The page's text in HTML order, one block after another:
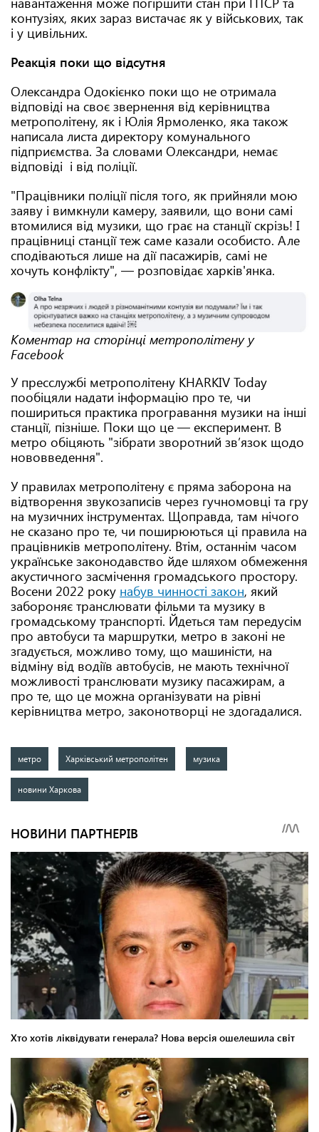
контузіях, яких зараз вистачає як у військових, так
і у цивільних.
Реакція поки що відсутня
Олександра Одокієнко поки що не отримала
відповіді на своє звернення від керівництва
метрополітену, як і Юлія Ярмоленко, яка також
написала листа директору комунального
підприємства. За словами Олександри, немає
відповіді і від поліції.
"Працівники поліції після того, як прийняли мою
заяву і вимкнули камеру, заявили, що вони самі
втомилися від музики, що грає на станції скрізь! І
працівниці станції теж саме казали особисто. Але
сподіваються лише на дії пасажирів, самі не
хочуть конфлікту", — розповідає харків'янка.
Коментар на сторінці метрополітену у
Facebook
У пресслужбі метрополітену KHARKIV Today
пообіцяли надати інформацію про те, чи
пошириться практика програвання музики на інші
станції, пізніше. Поки що це — експеримент. В
метро обіцяють "зібрати зворотний зв’язок щодо
нововведення".
У правилах метрополітену є пряма заборона на
відтворення звукозаписів через гучномовці та гру
на музичних інструментах. Щоправда, там нічого
не сказано про те, чи поширюються ці правила на
працівників метрополітену. Втім, останнім часом
українське законодавство йде шляхом обмеження
акустичного засмічення громадського простору.
Восени 2022 року набув чинності закон, який
забороняє транслювати фільми та музику в
громадському транспорті. Йдеться там передусім
про автобуси та маршрутки, метро в законі не
згадується, можливо тому, що машиністи, на
відміну від водіїв автобусів, не мають технічної
можливості транслювати музику пасажирам, а
про те, що це можна організувати на рівні
керівництва метро, законотворці не здогадалися.
метро Харківський метрополітен музика
новини Харкова